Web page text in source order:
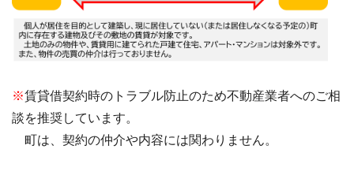
※賃貸借契約時のトラブル防止のため不動産業者へのご相
談を推奨しています。
町は、契約の仲介や内容には関わりません。